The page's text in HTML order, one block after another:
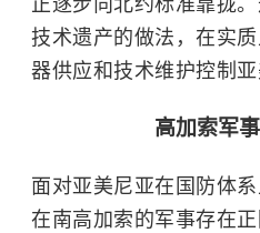
正逐步向北约标准靠拢
技术遗产的做法，在实
器供应和技术维护控制亚
高加索军
面对亚美尼亚在国防体
在南高加索的军事存在